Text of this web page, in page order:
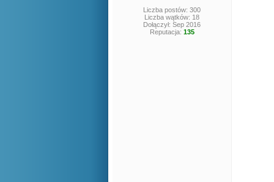
Liczba postów: 300
Liczba wątków: 18
Dołączył: Sep 2016
Reputacja: 135